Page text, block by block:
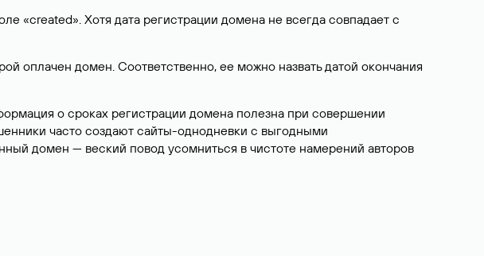
«created». Хотя дата регистрации домена не всегда совпадает с
оплачен домен. Соответственно, ее можно назвать датой окончания
о сроках регистрации домена полезна при совершении
часто создают сайты-однодневки с выгодными
домен — веский повод усомниться в чистоте намерений авторов